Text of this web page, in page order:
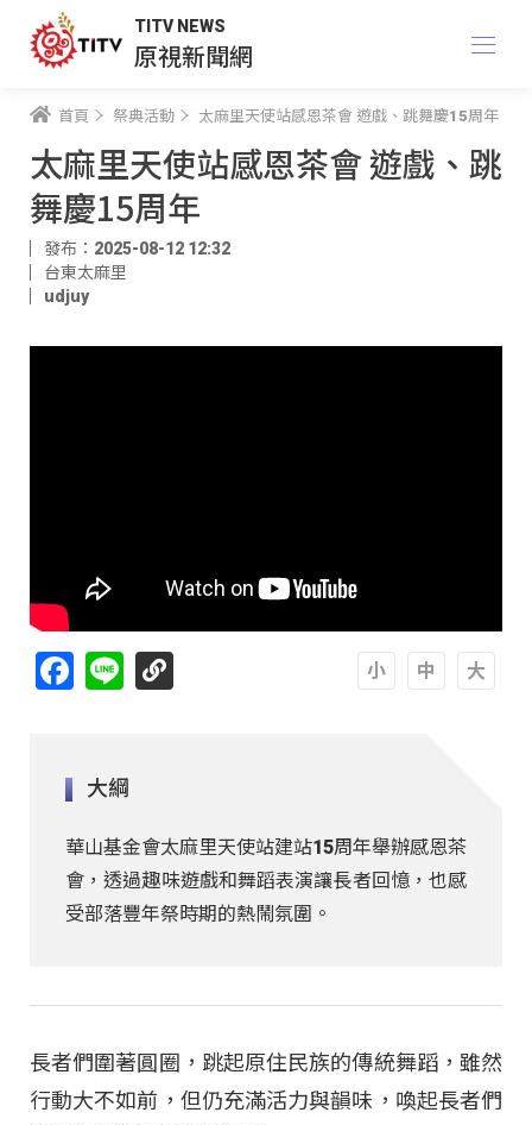
TITV NEWS
原視新聞網
首頁 祭典活動 太麻里天使站感恩茶會 遊戲、跳舞慶15周年
太麻里天使站感恩茶會 遊戲、跳
舞慶15周年
發布：2025-08-12 12:32
台東太麻里
udjuy
Facebook
Line
大綱
華山基金會太麻里天使站建站15周年舉辦感恩茶
會，透過趣味遊戲和舞蹈表演讓長者回憶，也感
受部落豐年祭時期的熱鬧氛圍。
長者們圍著圓圈，跳起原住民族的傳統舞蹈，雖然
行動大不如前，但仍充滿活力與韻味，喚起長者們